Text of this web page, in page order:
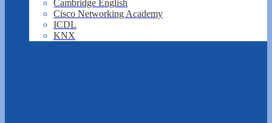
Cambridge English
Cisco Networking Academy
ICDL
KNX